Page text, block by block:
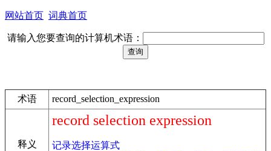
网站首页 词典首页
请输入您要查询的计算机术语：
术语 record_selection_expression
释义
record selection expression
记录选择运算式